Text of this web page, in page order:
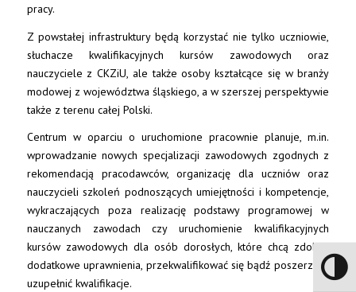
pracy.
Z powstałej infrastruktury będą korzystać nie tylko uczniowie,
słuchacze kwalifikacyjnych kursów zawodowych oraz
nauczyciele z CKZiU, ale także osoby kształcące się w branży
modowej z województwa śląskiego, a w szerszej perspektywie
także z terenu całej Polski.
Centrum w oparciu o uruchomione pracownie planuje, m.in.
wprowadzanie nowych specjalizacji zawodowych zgodnych z
rekomendacją pracodawców, organizację dla uczniów oraz
nauczycieli szkoleń podnoszących umiejętności i kompetencje,
wykraczających poza realizację podstawy programowej w
nauczanych zawodach czy uruchomienie kwalifikacyjnych
kursów zawodowych dla osób dorosłych, które chcą zdobyć
dodatkowe uprawnienia, przekwalifikować się bądź poszerzyć i
uzupełnić kwalifikacje.